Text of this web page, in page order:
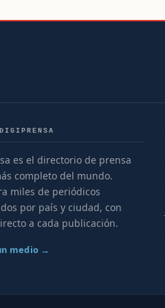
es el directorio de prensa
completo del mundo.
miles de periódicos
por país y ciudad, con
a cada publicación.
medio →